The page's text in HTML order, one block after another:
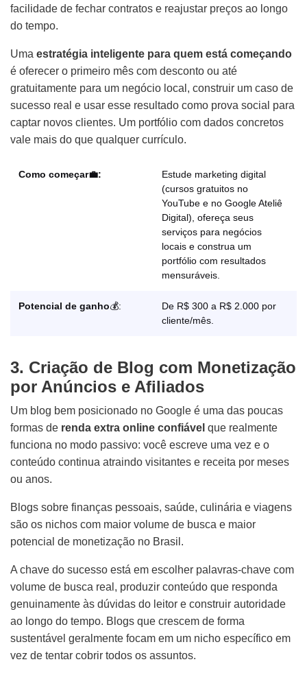
facilidade de fechar contratos e reajustar preços ao longo
do tempo.
Uma estratégia inteligente para quem está começando
é oferecer o primeiro mês com desconto ou até
gratuitamente para um negócio local, construir um caso de
sucesso real e usar esse resultado como prova social para
captar novos clientes. Um portfólio com dados concretos
vale mais do que qualquer currículo.
Como começar💼:
Estude marketing digital
(cursos gratuitos no
YouTube e no Google Ateliê
Digital), ofereça seus
serviços para negócios
locais e construa um
portfólio com resultados
mensuráveis.
Potencial de ganho💰:
De R$ 300 a R$ 2.000 por
cliente/mês.
3. Criação de Blog com Monetização
por Anúncios e Afiliados
Um blog bem posicionado no Google é uma das poucas
formas de renda extra online confiável que realmente
funciona no modo passivo: você escreve uma vez e o
conteúdo continua atraindo visitantes e receita por meses
ou anos.
Blogs sobre finanças pessoais, saúde, culinária e viagens
são os nichos com maior volume de busca e maior
potencial de monetização no Brasil.
A chave do sucesso está em escolher palavras-chave com
volume de busca real, produzir conteúdo que responda
genuinamente às dúvidas do leitor e construir autoridade
ao longo do tempo. Blogs que crescem de forma
sustentável geralmente focam em um nicho específico em
vez de tentar cobrir todos os assuntos.